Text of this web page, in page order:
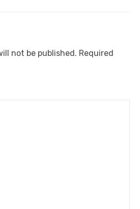
not be published. Required